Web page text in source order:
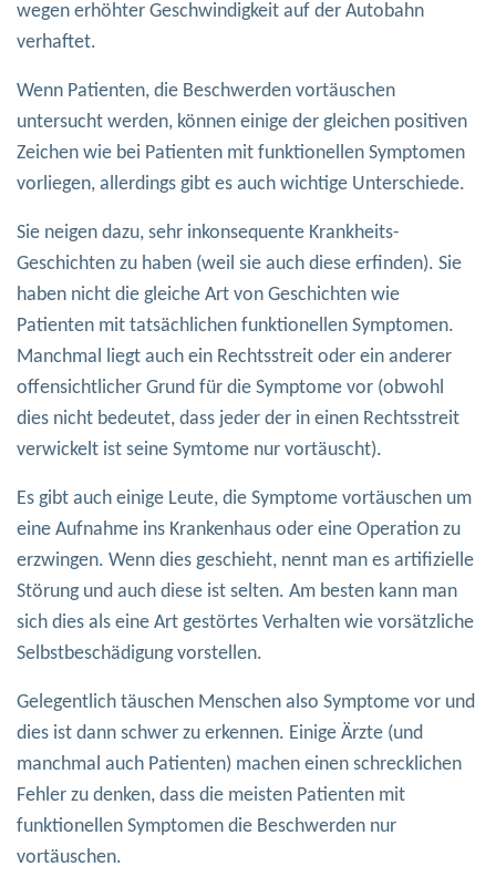
wegen erhöhter Geschwindigkeit auf der Autobahn
verhaftet.
Wenn Patienten, die Beschwerden vortäuschen
untersucht werden, können einige der gleichen positiven
Zeichen wie bei Patienten mit funktionellen Symptomen
vorliegen, allerdings gibt es auch wichtige Unterschiede.
Sie neigen dazu, sehr inkonsequente Krankheits-
Geschichten zu haben (weil sie auch diese erfinden). Sie
haben nicht die gleiche Art von Geschichten wie
Patienten mit tatsächlichen funktionellen Symptomen.
Manchmal liegt auch ein Rechtsstreit oder ein anderer
offensichtlicher Grund für die Symptome vor (obwohl
dies nicht bedeutet, dass jeder der in einen Rechtsstreit
verwickelt ist seine Symtome nur vortäuscht).
Es gibt auch einige Leute, die Symptome vortäuschen um
eine Aufnahme ins Krankenhaus oder eine Operation zu
erzwingen. Wenn dies geschieht, nennt man es artifizielle
Störung und auch diese ist selten. Am besten kann man
sich dies als eine Art gestörtes Verhalten wie vorsätzliche
Selbstbeschädigung vorstellen.
Gelegentlich täuschen Menschen also Symptome vor und
dies ist dann schwer zu erkennen. Einige Ärzte (und
manchmal auch Patienten) machen einen schrecklichen
Fehler zu denken, dass die meisten Patienten mit
funktionellen Symptomen die Beschwerden nur
vortäuschen.